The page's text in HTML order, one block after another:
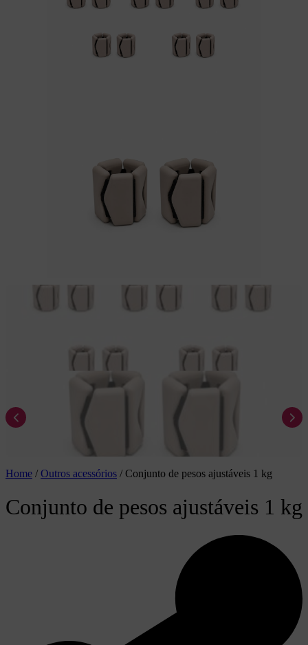
Home / Outros acessórios / Conjunto de pesos ajustáveis 1 kg
Conjunto de pesos ajustáveis 1 kg